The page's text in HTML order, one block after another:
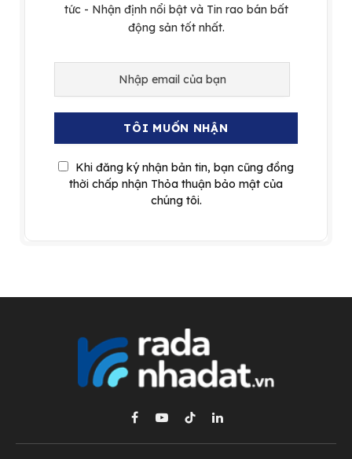
tức - Nhận định nổi bật và Tin rao bán bất
động sản tốt nhất.
Khi đăng ký nhận bản tin, bạn cũng đồng
thời chấp nhận Thỏa thuận bảo mật của
chúng tôi.
Facebook
YouTubeTikTokLinkedIn